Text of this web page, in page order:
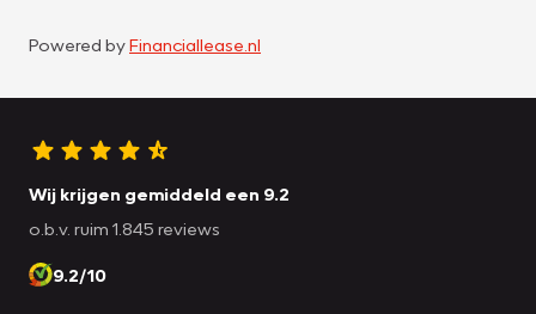
Powered byFinanciallease.nl
Wij krijgen gemiddeld een 9.2
o.b.v. ruim 1.845 reviews
9.2/10